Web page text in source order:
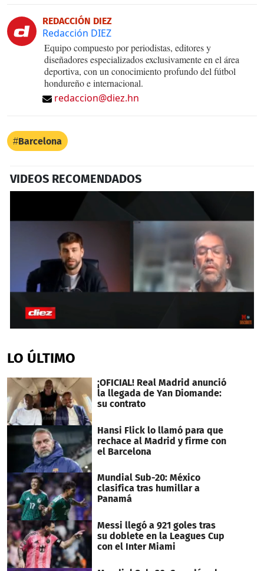
REDACCIÓN DIEZ
Redacción DIEZ
Equipo compuesto por periodistas, editores y
diseñadores especializados exclusivamente en el área
deportiva, con un conocimiento profundo del fútbol
hondureño e internacional.
redaccion@diez.hn
Barcelona
VIDEOS RECOMENDADOS
of
6
1
second
LO ÚLTIMO
¡OFICIAL! Real Madrid anunció
la llegada de Yan Diomande:
su contrato
Hansi Flick lo llamó para que
rechace al Madrid y firme con
el Barcelona
Mundial Sub-20: México
clasifica tras humillar a
Panamá
Messi llegó a 921 goles tras
su doblete en la Leagues Cup
con el Inter Miami